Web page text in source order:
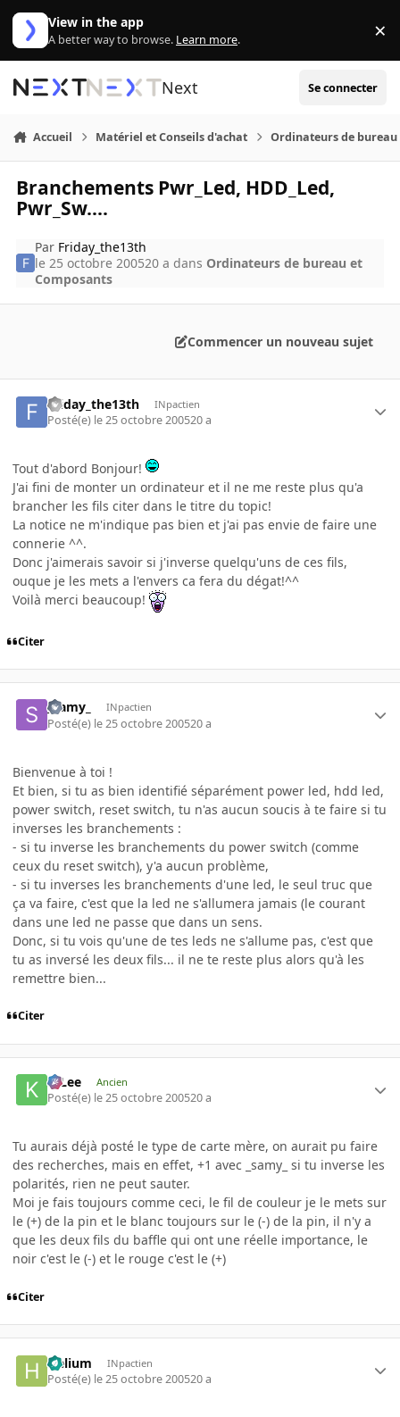
Aller au contenu
View in the app
A better way to browse. Learn more. ×
Next Se connecter
Accueil Matériel et Conseils d'achat Ordinateurs de bureau
Branchements Pwr_Led, HDD_Led,
Pwr_Sw....
Par Friday_the13th
le 25 octobre 200520 a dans Ordinateurs de bureau et
Composants
Commencer un nouveau sujet
Friday_the13th INpactien
Posté(e) le 25 octobre 200520 a
Tout d'abord Bonjour!
J'ai fini de monter un ordinateur et il ne me reste plus qu'a
brancher les fils citer dans le titre du topic!
La notice ne m'indique pas bien et j'ai pas envie de faire une
connerie ^^.
Donc j'aimerais savoir si j'inverse quelqu'uns de ces fils,
ouque je les mets a l'envers ca fera du dégat!^^
Voilà merci beaucoup!
Citer
_samy_ INpactien
Posté(e) le 25 octobre 200520 a
Bienvenue à toi !
Et bien, si tu as bien identifié séparément power led, hdd led,
power switch, reset switch, tu n'as aucun soucis à te faire si tu
inverses les branchements :
- si tu inverse les branchements du power switch (comme
ceux du reset switch), y'a aucun problème,
- si tu inverses les branchements d'une led, le seul truc que
ça va faire, c'est que la led ne s'allumera jamais (le courant
dans une led ne passe que dans un sens.
Donc, si tu vois qu'une de tes leds ne s'allume pas, c'est que
tu as inversé les deux fils... il ne te reste plus alors qu'à les
remettre bien...
Citer
K-Lee Ancien
Posté(e) le 25 octobre 200520 a
Tu aurais déjà posté le type de carte mère, on aurait pu faire
des recherches, mais en effet, +1 avec _samy_ si tu inverse les
polarités, rien ne peut sauter.
Moi je fais toujours comme ceci, le fil de couleur je le mets sur
le (+) de la pin et le blanc toujours sur le (-) de la pin, il n'y a
que les deux fils du baffle qui ont une réelle importance, le
noir c'est le (-) et le rouge c'est le (+)
Citer
Helium INpactien
Posté(e) le 25 octobre 200520 a